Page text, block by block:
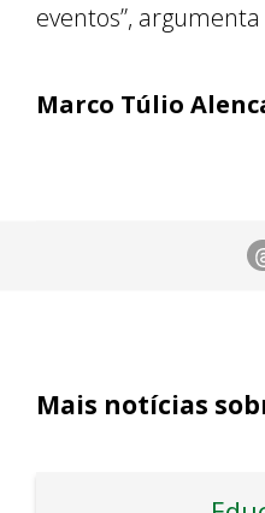
eventos”,
Marco Túlio
Mais notícias